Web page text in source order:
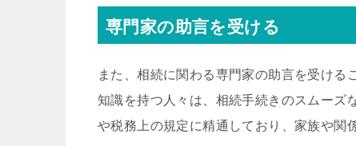
専門家の助言を受ける
また、相続に関わる専門家の助言を受ける
知識を持つ人々は、相続手続きのスムーズ
や税務上の規定に精通しており、家族や関